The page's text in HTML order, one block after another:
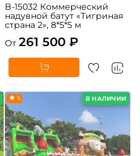
B-15032 Коммерческий
надувной батут «Тигриная
страна 2», 8*5*5 м
От 261 500 ₽
В НАЛИЧИИ
5